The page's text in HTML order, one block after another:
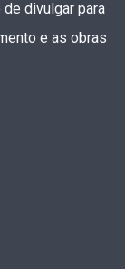
divulgar para
e as obras